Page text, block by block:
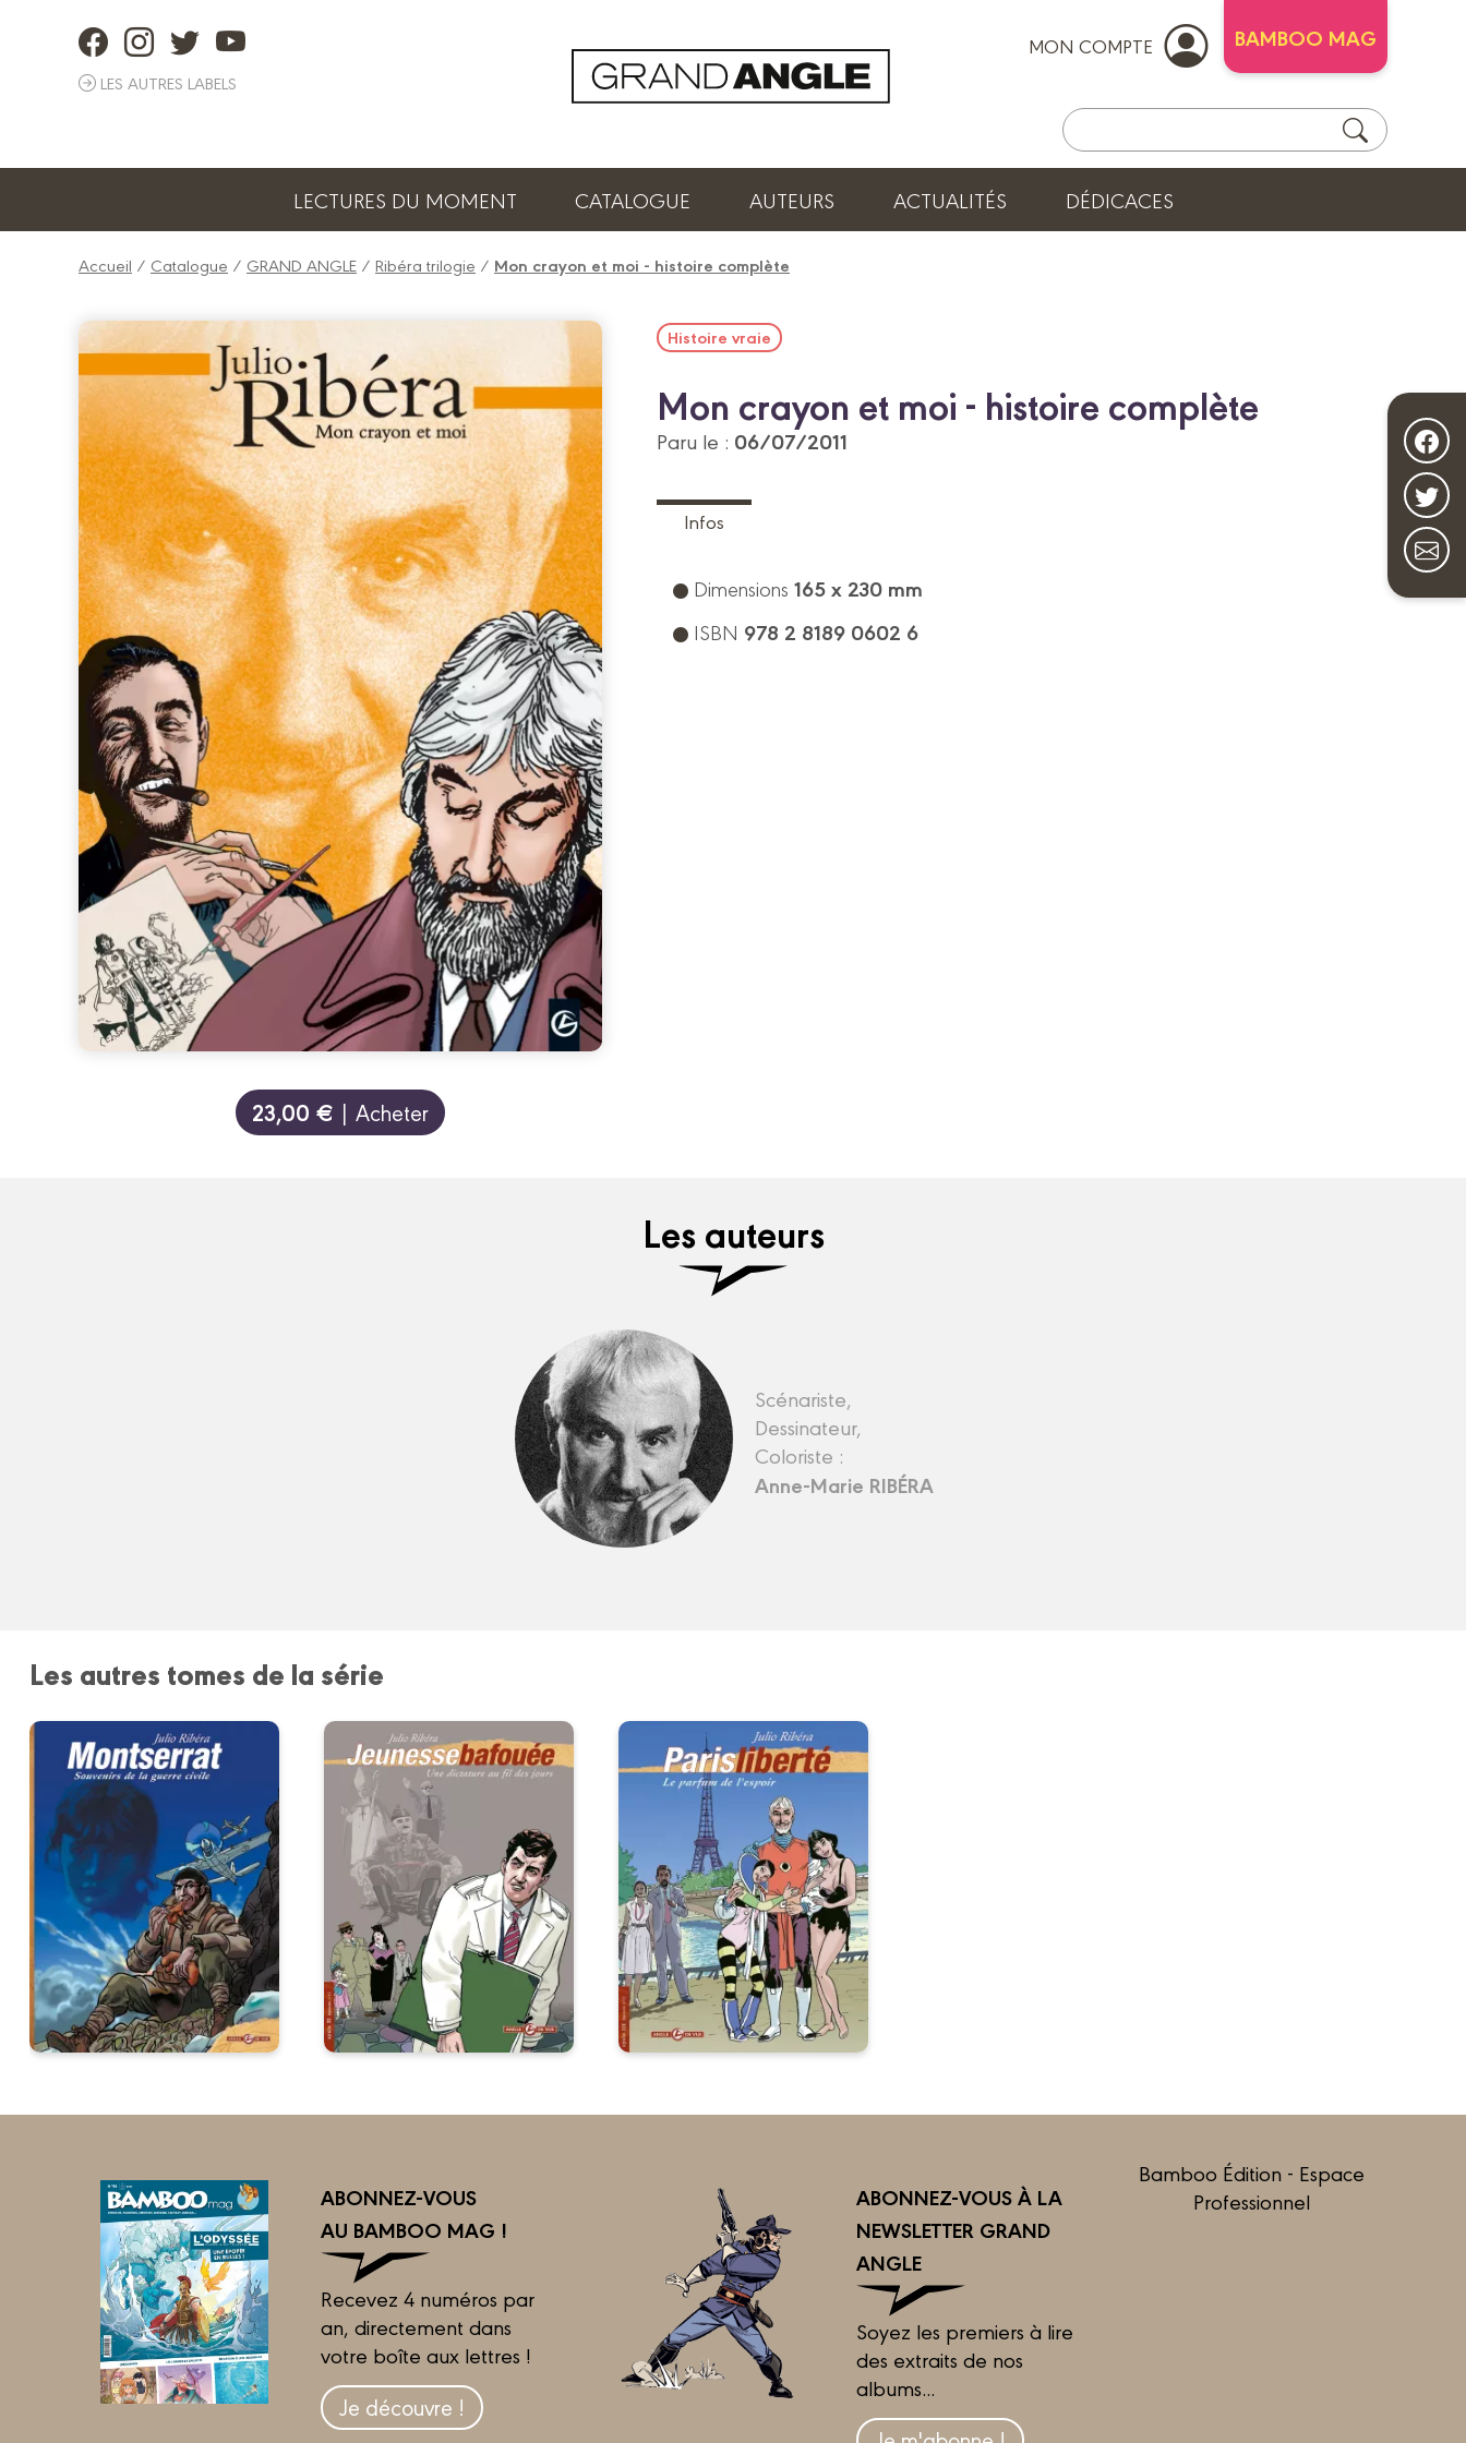
LES AUTRES LABELS
MON COMPTE BAMBOO MAG
LECTURES DU MOMENT CATALOGUE AUTEURS ACTUALITÉS DÉDICACES
Accueil / Catalogue / GRAND ANGLE / Ribéra trilogie / Mon crayon et moi - histoire complète
23,00 € | Acheter
Histoire vraie
Mon crayon et moi - histoire complète
Paru le : 06/07/2011
Infos
Dimensions 165 x 230 mm
ISBN 978 2 8189 0602 6
Les auteurs
Scénariste,
Dessinateur,
Coloriste :
Anne-Marie RIBÉRA
Les autres tomes de la série
ABONNEZ-VOUS
AU BAMBOO MAG !
Recevez 4 numéros par
an, directement dans
votre boîte aux lettres !
Je découvre !
ABONNEZ-VOUS À LA
NEWSLETTER GRAND
ANGLE
Soyez les premiers à lire
des extraits de nos
albums...
Bamboo Édition - Espace
Professionnel